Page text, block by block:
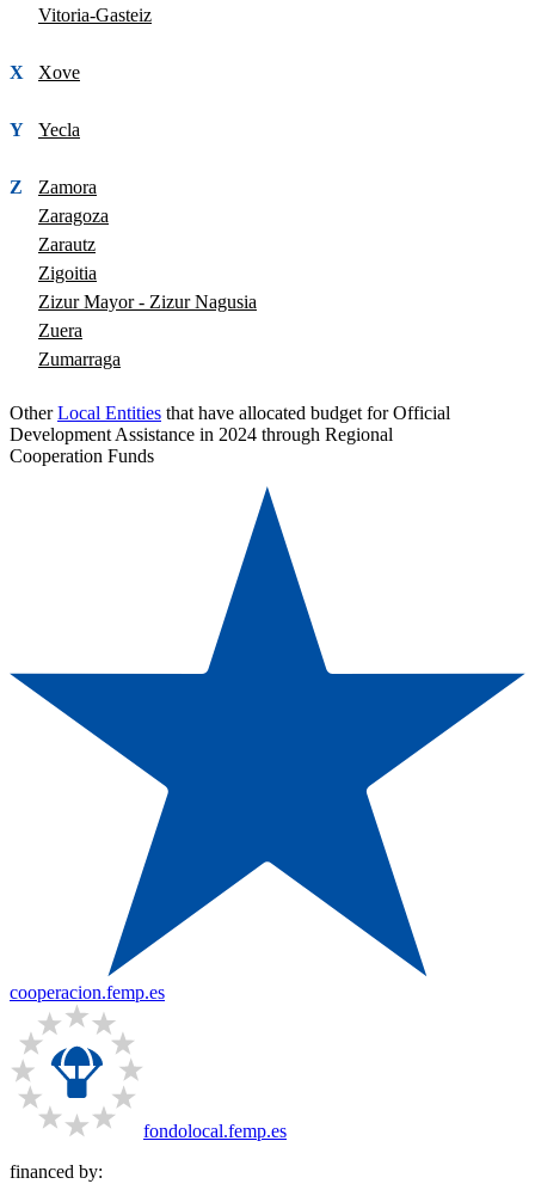
Vitoria-Gasteiz
X Xove
Y Yecla
Z
Zamora
Zaragoza
Zarautz
Zigoitia
Zizur Mayor - Zizur Nagusia
Zuera
Zumarraga
OtherLocal Entities that have allocated budget for Official
Development Assistance in 2024 through Regional
Cooperation Funds
cooperacion.femp.es
fondolocal.femp.es
financed by: